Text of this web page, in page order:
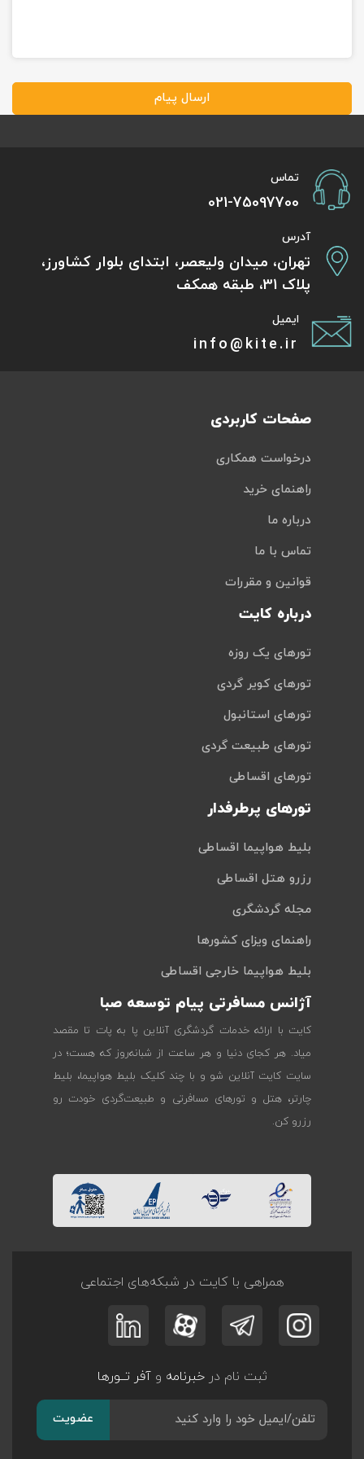
ارسال پیام
تماس
021-75097700
آدرس
تهران، میدان ولیعصر، ابتدای بلوار کشاورز،
پلاک 31، طبقه همکف
ایمیل
info@kite.ir
صفحات کاربردی
درخواست همکاری
راهنمای خرید
درباره ما
تماس با ما
قوانین و مقررات
درباره کایت
تورهای یک روزه
تورهای کویر گردی
تورهای استانبول
تورهای طبیعت گردی
تورهای اقساطی
تورهای پرطرفدار
بلیط هواپیما اقساطی
رزرو هتل اقساطی
مجله گردشگری
راهنمای ویزای کشورها
بلیط هواپیما خارجی اقساطی
آژانس مسافرتی پیام توسعه صبا
کایت با ارائه خدمات گردشگری آنلاین پا به پات تا مقصد
میاد. هر کجای دنیا و هر ساعت از شبانه‌روز که هست؛ در
سایت کایت آنلاین شو و با چند کلیک بلیط هواپیما، بلیط
چارتر، هتل و تورهای مسافرتی و طبیعت‌گردی خودت رو
رزرو کن.
همراهی با کایت در شبکه‌های اجتماعی
ثبت نام درخبرنامه وآفر تــورها
عضویت